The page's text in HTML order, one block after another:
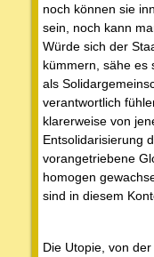
noch können sie
sein, noch kann
Würde sich der
kümmern, sähe es
als
verantwortlich
klarerweise von
Entsolidarisierung
vorangetriebene
homogen
sind in diesem
Die Utopie, von